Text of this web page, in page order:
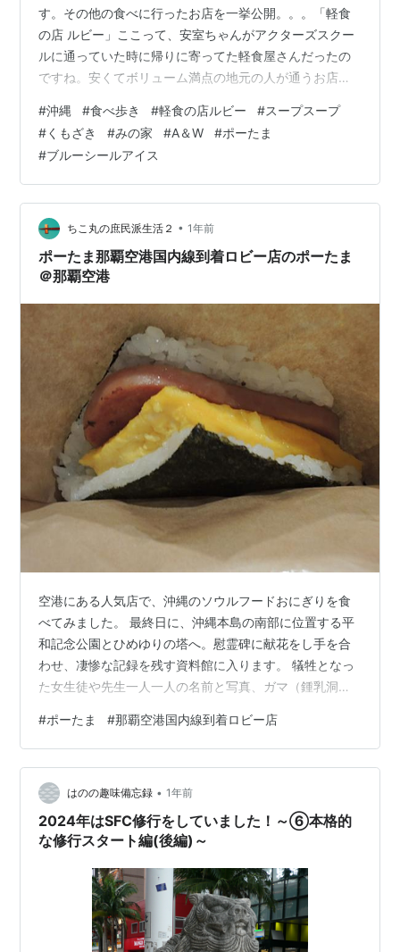
す。その他の食べに行ったお店を一挙公開。。。「軽食
の店 ルビー」ここって、安室ちゃんがアクターズスクー
ルに通っていた時に帰りに寄ってた軽食屋さんだったの
ですね。安くてボリューム満点の地元の人が通うお店で
でもランチが食べれます・笑とんかつの下にウインナー
等入って、スープ付き。麩チャンプルーと。「ハンズカ
フェ」彩り野菜とベーコンのバジルパスタ春のスペシャ
ルセットのミニパフェ＆ドリンクも付けて「酒と飯 くも
ざき」希少部位の和牛赤牛丼、美味かった「みの家」テ
ビチ煮つけ定食てびち汁セット「A＆W」と「ポ…
#沖縄 #食べ歩き #軽食の店ルビー #スープスープ
#くもざき #みの家 #A＆W #ポーたま
#ブルーシールアイス
ちこ丸の庶民派生活２ • 1年前
ポーたま那覇空港国内線到着ロビー店のポーたま
＠那覇空港
空港にある人気店で、沖縄のソウルフードおにぎりを食
べてみました。 最終日に、沖縄本島の南部に位置する平
和記念公園とひめゆりの塔へ。慰霊碑に献花をし手を合
わせ、凄惨な記録を残す資料館に入ります。 犠牲となっ
た女生徒や先生一人一人の名前と写真、ガマ（鍾乳洞）
証言ビデオ…ここには終戦直前・直後の悲惨な歴史が刻
まれています。 その後、レンタカーを返却し、那覇空港
へ。チェックイン手続きを済ませ、ポークたまごおにぎ
りの人気店ポーたま那覇空港国内線到着ロビー店にでき
ている列の 最後尾につき、 メニュー表を確認。 プレー
ンなポーたま（390円）をオーダーし、テ…
#ポーたま #那覇空港国内線到着ロビー店
はのの趣味備忘録 • 1年前
2024年はSFC修行をしていました！～⑥本格的
な修行スタート編(後編)～